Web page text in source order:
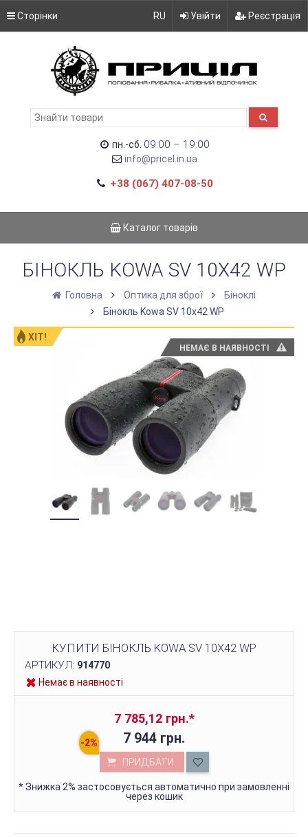
Сторінки RU Увійти Реєстрація
пн.-сб. 09:00 – 19:00
info@pricel.in.ua
+38 (067) 407-08-50
Каталог товарів
БІНОКЛЬ KOWA SV 10X42 WP
Головна Оптика для зброї
Біноклі
Бінокль Kowa SV 10x42 WP
ХІТ!
НЕМАЄ В НАЯВНОСТІ
КУПИТИ БІНОКЛЬ KOWA SV 10X42 WP
АРТИКУЛ: 914770
Немає в наявності
7 785,12 грн.*
7 944 грн.
ПРИДБАТИ
*Знижка 2% застосовується автоматично при замовленні
через кошик